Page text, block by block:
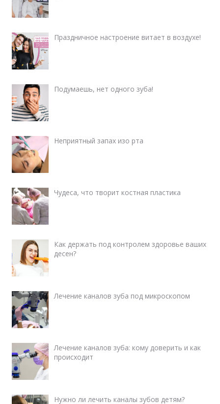
Праздничное настроение витает в воздухе!
Подумаешь, нет одного зуба!
Неприятный запах изо рта
Чудеса, что творит костная пластика
Как держать под контролем здоровье ваших
десен?
Лечение каналов зуба под микроскопом
Лечение каналов зуба: кому доверить и как
происходит
Нужно ли лечить каналы зубов детям?